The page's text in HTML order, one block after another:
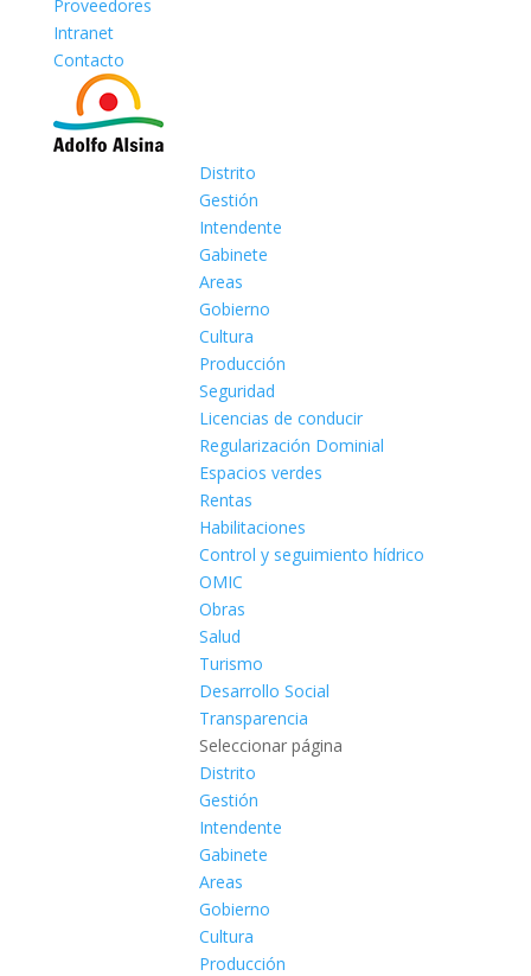
Proveedores
Intranet
Contacto
Distrito
Gestión
Intendente
Gabinete
Areas
Gobierno
Cultura
Producción
Seguridad
Licencias de conducir
Regularización Dominial
Espacios verdes
Rentas
Habilitaciones
Control y seguimiento hídrico
OMIC
Obras
Salud
Turismo
Desarrollo Social
Transparencia
Seleccionar página
Distrito
Gestión
Intendente
Gabinete
Areas
Gobierno
Cultura
Producción